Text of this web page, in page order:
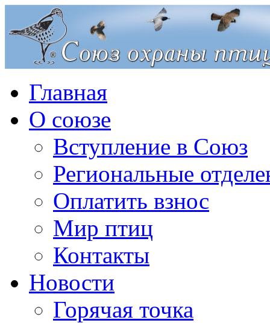
Главная
О союзе
Вступление в Союз
Региональные
Оплатить взнос
Мир птиц
Контакты
Новости
Горячая точка